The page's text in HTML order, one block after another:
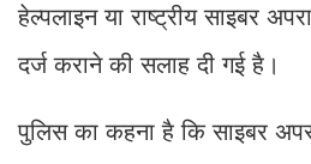
हेल्पलाइन या राष्ट्रीय साइबर
दर्ज कराने की सलाह दी गई है।
पुलिस का कहना है कि साइबर